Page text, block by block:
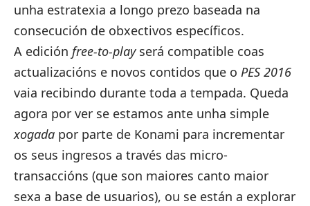
unha estratexia a longo prezo baseada na
consecución de obxectivos específicos.
A edición free-to-playserá compatible coas
actualizacións e novos contidos que o PES 2016
vaia recibindo durante toda a tempada. Queda
agora por ver se estamos ante unha simple
xogada por parte de Konami para incrementar
os seus ingresos a través das micro-
transaccións (que son maiores canto maior
sexa a base de usuarios), ou se están a explorar